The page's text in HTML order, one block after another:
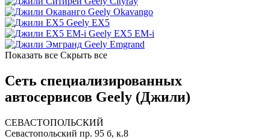
Geely Okavango
Geely EX5
Geely EX5 EM-i
Geely Emgrand
Показать все Скрыть все
Сеть специализированных
автосервисов Geely (Джили)
СЕВАСТОПОЛЬСКИЙ
Севастопольский пр. 95 б, к.8